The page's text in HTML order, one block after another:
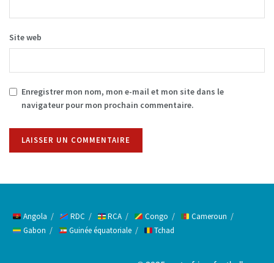
Site web
Enregistrer mon nom, mon e-mail et mon site dans le
navigateur pour mon prochain commentaire.
Angola RDC RCA Congo
Cameroun
Gabon
Guinée équatoriale Tchad